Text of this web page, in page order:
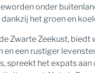
onder
het groen en
Zwarte Zeekust, biedt
en een rustiger
spreekt het expats aan